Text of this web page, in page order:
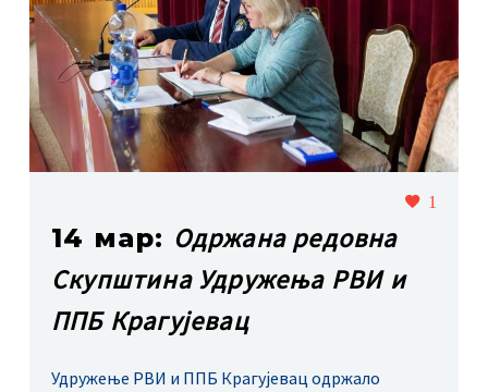
1
14 мар: Одржана редовна
Скупштина Удружења РВИ и
ППБ Крагујевац
Удружење РВИ и ППБ Крагујевац одржало